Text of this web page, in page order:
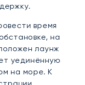
время
на
лаунж
уединённую
на море. К